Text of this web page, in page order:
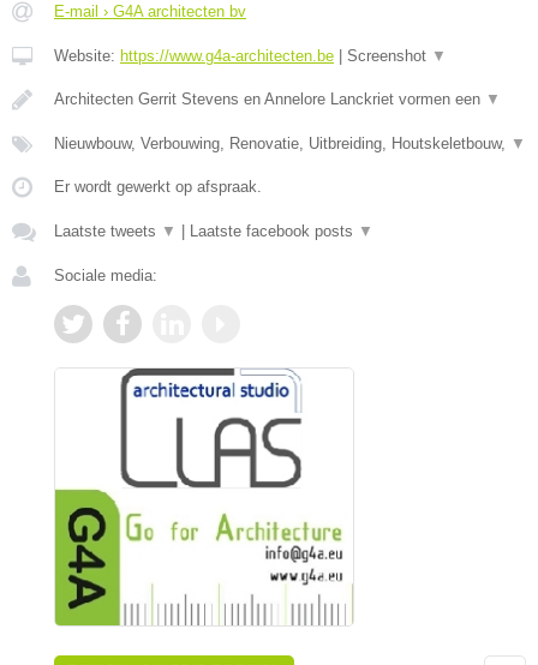
E-mail › G4A architecten bv
Website: https://www.g4a-architecten.be | Screenshot ▼
Architecten Gerrit Stevens en Annelore Lanckriet vormen een ▼
Nieuwbouw, Verbouwing, Renovatie, Uitbreiding, Houtskeletbouw, ▼
Er wordt gewerkt op afspraak.
Laatste tweets ▼ | Laatste facebook posts ▼
Sociale media: